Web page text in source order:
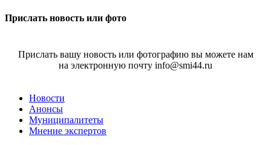
Прислать новость или фото
Прислать вашу новость или фотографию вы можете нам
на электронную почту info@smi44.ru
Новости
Анонсы
Муниципалитеты
Мнение экспертов